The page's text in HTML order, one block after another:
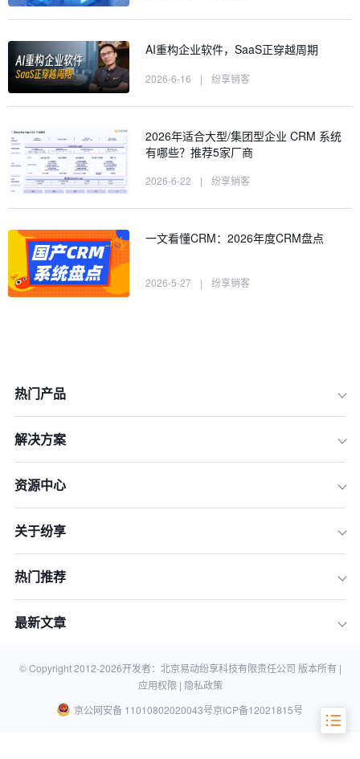
一、收集客户数据
五、持续优化客户策略
AI重构企业软件，SaaS正穿越周期
2026-6-16 | 纷享销客
2026年适合大型/集团型企业 CRM 系统
有哪些？推荐5家厂商
2026-6-22 | 纷享销客
一文看懂CRM：2026年度CRM盘点
2026-5-27 | 纷享销客
热门产品
解决方案
资源中心
关于纷享
热门推荐
最新文章
© Copyright 2012-2026开发者：北京易动纷享科技有限责任公司 版本所有 |
应用权限 | 隐私政策
京公网安备 11010802020043号京ICP备12021815号